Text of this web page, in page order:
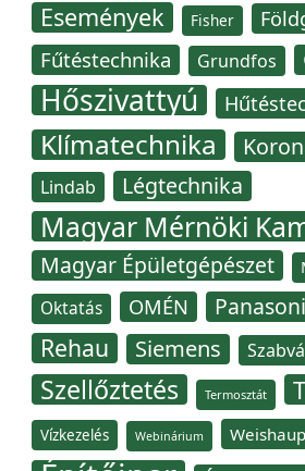
Események Fisher
Fűtéstechnika Grundfos
Hőszivattyú
Klímatechnika
Lindab Légtechnika
Magyar Mérnöki
Magyar Épületgépészet
Oktatás OMÉN
Rehau Siemens
Szellőztetés Termosztát
Vízkezelés Webinárium